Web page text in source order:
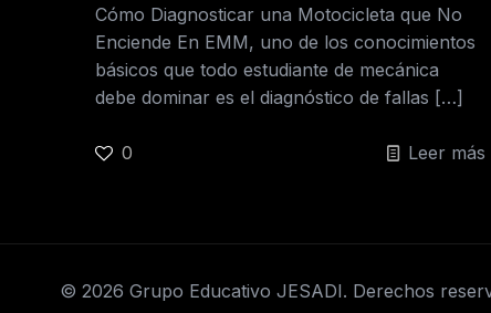
Cómo Diagnosticar una Motocicleta que No
Enciende En EMM, uno de los conocimientos
básicos que todo estudiante de mecánica
debe dominar es el diagnóstico de fallas […]
0 Leer más
© 2026 Grupo Educativo JESADI. Derechos